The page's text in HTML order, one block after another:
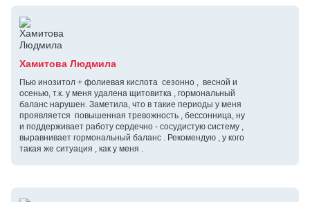
Хамитова Людмила
Пью инозитол + фолиевая кислота сезонно , весной и
осенью, т.к. у меня удалена щитовитка , гормональный
баланс нарушен. Заметила, что в такие периоды у меня
проявляется повышенная тревожность , бессонница, ну
и поддерживает работу сердечно - сосудистую систему ,
выравнивает гормональный баланс . Рекомендую , у кого
такая же ситуация , как у меня .